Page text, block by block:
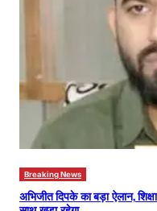
Breaking News
अभिजीत दिपके का बड़ा ऐलान,